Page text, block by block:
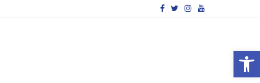
Barra de Ferramentas Aberta